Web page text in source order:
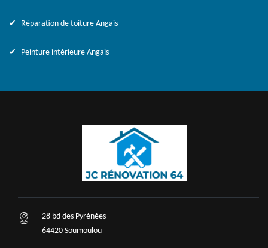
Réparation de toiture Angais
Peinture intérieure Angais
28 bd des Pyrénées
64420 Soumoulou